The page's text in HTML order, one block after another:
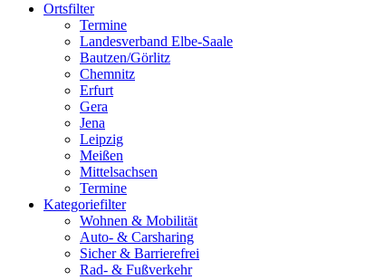
Ortsfilter
Termine
Landesverband Elbe-Saale
Bautzen/Görlitz
Chemnitz
Erfurt
Gera
Jena
Leipzig
Meißen
Mittelsachsen
Termine
Kategoriefilter
Wohnen & Mobilität
Auto- & Carsharing
Sicher & Barrierefrei
Rad- & Fußverkehr